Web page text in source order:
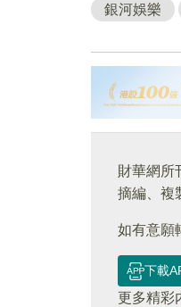
銀河娛樂
財華網所
摘編、複
如有意願
下載
更多精彩